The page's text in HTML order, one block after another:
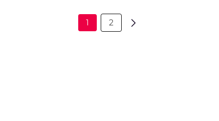
1 2